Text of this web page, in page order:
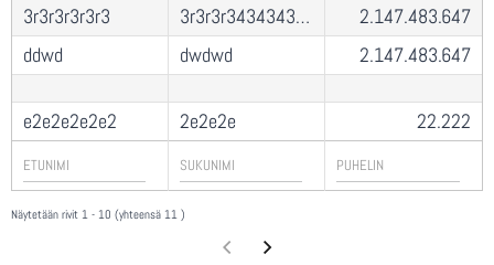
3r3r3r3r3r3
3r3r3r34343433434
2.147.483.647
ddwd
dwdwd 2.147.483.647
e2e2e2e2e2 2e2e2e 22.222
Näytetään rivit 1 - 10 (yhteensä 11 )